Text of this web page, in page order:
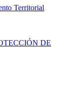
Territorial
DE